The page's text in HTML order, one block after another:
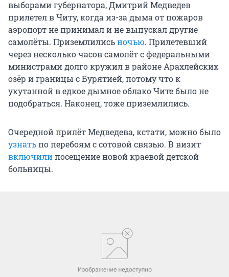
выборами губернатора, Дмитрий Медведев
прилетел в Читу, когда из-за дыма от пожаров
аэропорт не принимал и не выпускал другие
самолёты. Приземлилисьночью. Прилетевший
через несколько часов самолёт с федеральными
министрами долго кружил в районе Арахлейских
озёр и границы с Бурятией, потому что к
укутанной в едкое дымное облако Чите было не
подобраться. Наконец, тоже приземлились.
Очередной прилёт Медведева, кстати, можно было
узнатьпо перебоям с сотовой связью. В визит
включилипосещение новой краевой детской
больницы.